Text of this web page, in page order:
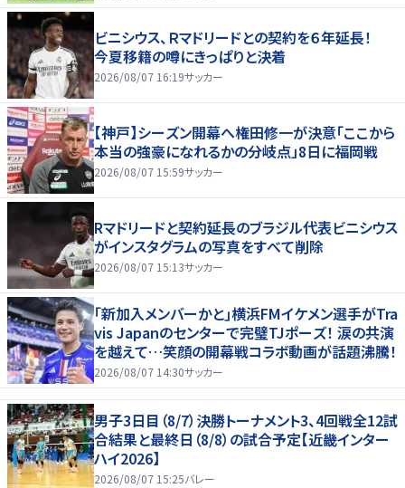
ビニシウス、Ｒマドリードとの契約を６年延長！
今夏移籍の噂にきっぱりと決着
2026/08/07 16:19サッカー
【神戸】シーズン開幕へ権田修一が決意「ここから
本当の強豪になれるかの分岐点」8日に福岡戦
2026/08/07 15:59サッカー
Rマドリードと契約延長のブラジル代表ビニシウス
がインスタグラムの写真をすべて削除
2026/08/07 15:13サッカー
｢新加入メンバーかと｣横浜FMイケメン選手がTra
vis Japanのセンターで完璧TJポーズ！ 涙の共演
を越えて…笑顔の開幕戦コラボ動画が話題沸騰！
2026/08/07 14:30サッカー
男子3日目（8/7）決勝トーナメント3、4回戦全12試
合結果と最終日（8/8）の試合予定【近畿インター
ハイ2026】
2026/08/07 15:25バレー